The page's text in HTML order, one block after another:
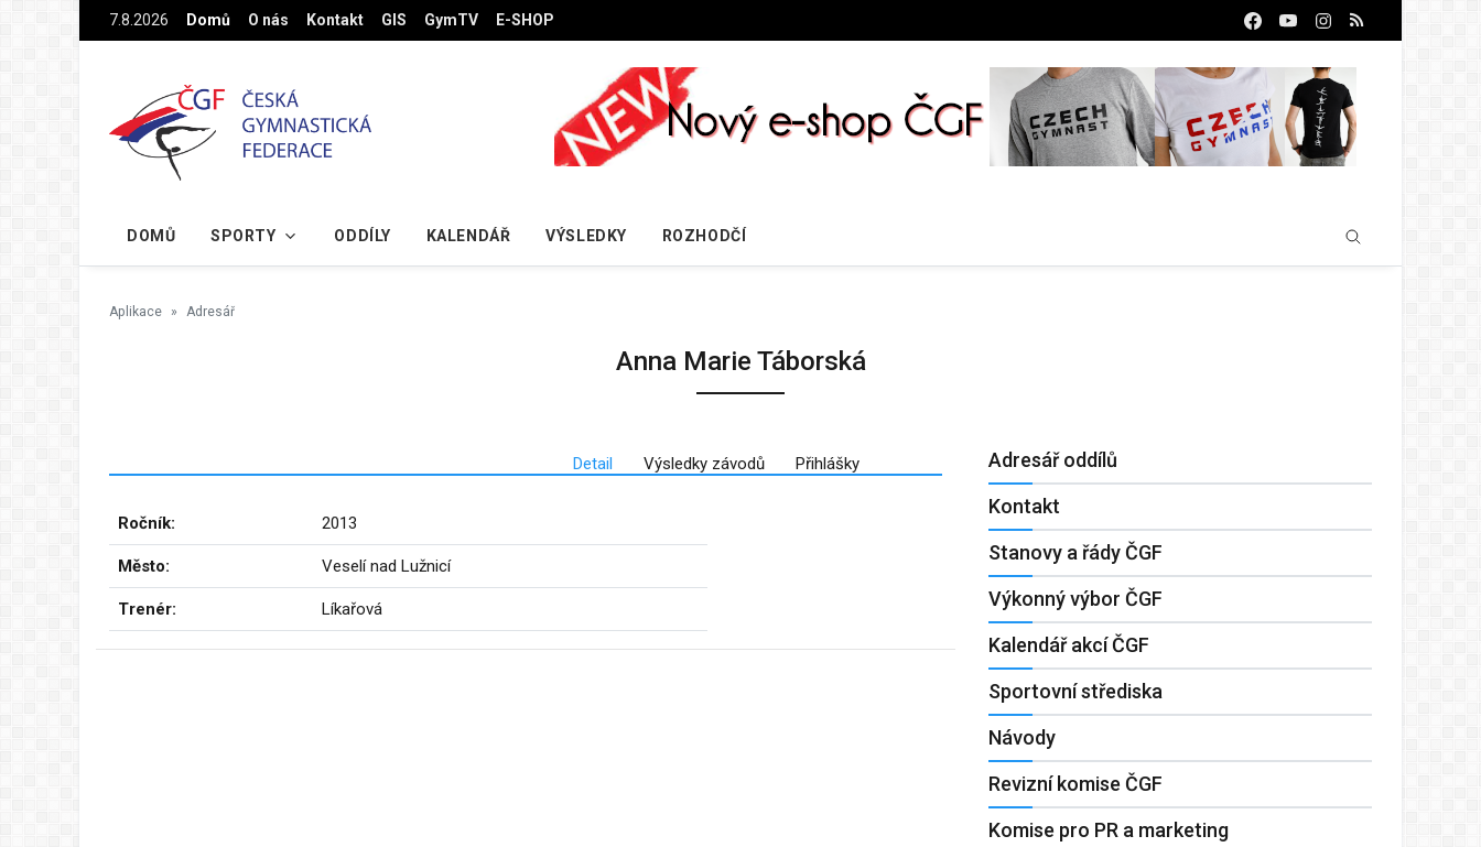
Na hlavní obsah7.8.2026 Domů O nás Kontakt GIS GymTV E-SHOP
DOMŮ SPORTY ODDÍLY KALENDÁŘ VÝSLEDKY ROZHODČÍ
Aplikace Adresář
Anna Marie Táborská
Detail Výsledky závodů Přihlášky
Ročník: 2013
Město: Veselí nad Lužnicí
Trenér: Líkařová
Adresář oddílů
Kontakt
Stanovy a řády ČGF
Výkonný výbor ČGF
Kalendář akcí ČGF
Sportovní střediska
Návody
Revizní komise ČGF
Komise pro PR a marketing